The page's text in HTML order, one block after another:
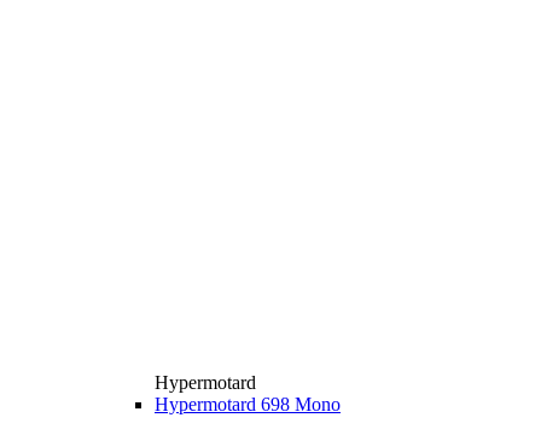
Hypermotard
Hypermotard 698 Mono